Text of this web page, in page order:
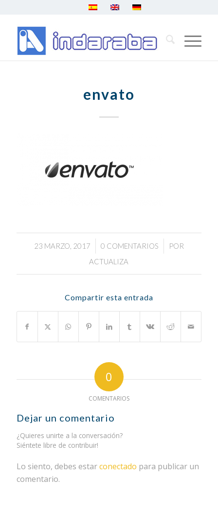
envato
23 MARZO, 2017
/ 0 COMENTARIOS
/
POR
ACTUALIZA
Compartir esta entrada
0
COMENTARIOS
Dejar un comentario
¿Quieres unirte a la conversación?
Siéntete libre de contribuir!
Lo siento, debes estarconectado para publicar un
comentario.